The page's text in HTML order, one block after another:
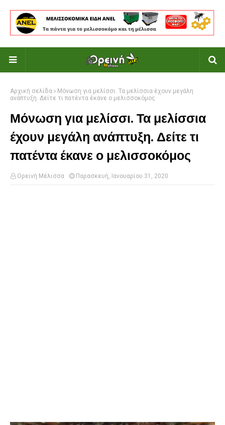
Αρχική σελίδα
Μόνωση για μελίσσι. Τα μελίσσια έχουν μεγάλη
ανάπτυξη. Δείτε τι πατέντα έκανε ο μελισσοκόμος
Μόνωση για μελίσσι. Τα μελίσσια
έχουν μεγάλη ανάπτυξη. Δείτε τι
πατέντα έκανε ο μελισσοκόμος
Ορεινή Μέλισσα Παρασκευή, Ιανουαρίου 31, 2020